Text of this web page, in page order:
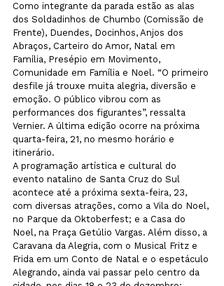
Como integrante da parada estão as alas
dos Soldadinhos de Chumbo (Comissão de
Frente), Duendes, Docinhos, Anjos dos
Abraços, Carteiro do Amor, Natal em
Família, Presépio em Movimento,
Comunidade em Família e Noel. “O primeiro
desfile já trouxe muita alegria, diversão e
emoção. O público vibrou com as
performances dos figurantes”, ressalta
Vernier. A última edição ocorre na próxima
quarta-feira, 21, no mesmo horário e
itinerário.
A programação artística e cultural do
evento natalino de Santa Cruz do Sul
acontece até a próxima sexta-feira, 23,
com diversas atrações, como a Vila do Noel,
no Parque da Oktoberfest; e a Casa do
Noel, na Praça Getúlio Vargas. Além disso, a
Caravana da Alegria, com o Musical Fritz e
Frida em um Conto de Natal e o espetáculo
Alegrando, ainda vai passar pelo centro da